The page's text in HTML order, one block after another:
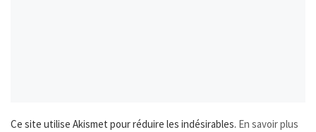
Ce site utilise Akismet pour réduire les indésirables. En savoir plus